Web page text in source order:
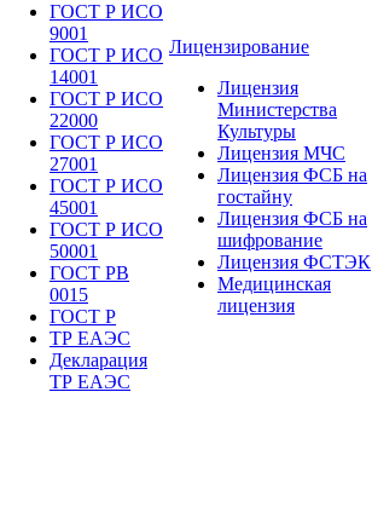
ГОСТ Р ИСО
9001
ГОСТ Р ИСО
14001
ГОСТ Р ИСО
22000
ГОСТ Р ИСО
27001
ГОСТ Р ИСО
45001
ГОСТ Р ИСО
50001
ГОСТ РВ
0015
ГОСТ Р
ТР ЕАЭС
Декларация
ТР ЕАЭС
Лицензирование
Лицензия
Министерства
Культуры
Лицензия МЧС
Лицензия ФСБ на
гостайну
Лицензия ФСБ на
шифрование
Лицензия ФСТЭК
Медицинская
лицензия